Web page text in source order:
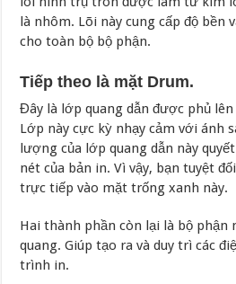
là nhôm. Lõi này cung cấp độ bền
cho toàn bộ bộ phận.
Tiếp theo là mặt Drum.
Đây là lớp quang dẫn được phủ
Lớp này cực kỳ nhạy cảm với ánh
lượng của lớp quang dẫn này
nét của bản in. Vì vậy, bạn tuyệt
trực tiếp vào mặt trống xanh này.
Hai thành phần còn lại là bộ phận
quang. Giúp tạo ra và duy trì các
trình in.